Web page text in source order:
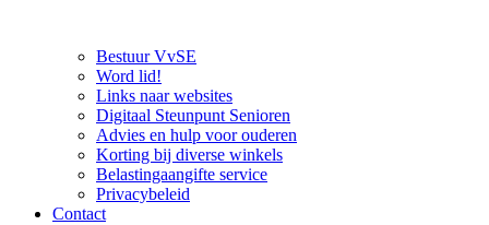
Bestuur VvSE
Word lid!
Links naar websites
Digitaal Steunpunt Senioren
Advies en hulp voor ouderen
Korting bij diverse winkels
Belastingaangifte service
Privacybeleid
Contact